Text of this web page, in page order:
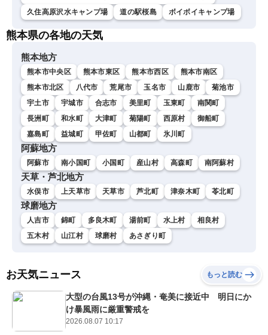
久住高原沢水キャンプ場
道の駅桜島 ボイボイキャンプ場
熊本県の各地の天気
熊本地方
熊本市中央区 熊本市東区 熊本市西区
熊本市南区
熊本市北区
八代市 荒尾市 玉名市 山鹿市
菊池市
宇土市
宇城市 合志市 美里町 玉東町
南関町
長洲町
和水町 大津町 菊陽町 西原村
御船町
嘉島町
益城町 甲佐町 山都町 氷川町
阿蘇地方
阿蘇市 南小国町 小国町 産山村 高森町 南阿蘇村
天草・芦北地方
水俣市 上天草市 天草市 芦北町 津奈木町 苓北町
球磨地方
人吉市 錦町 多良木町 湯前町 水上村
相良村
五木村
山江村 球磨村 あさぎり町
お天気ニュース もっと読む
大型の台風13号が沖縄・奄美に接近中 明日にか
け暴風雨に厳重警戒を
2026.08.07 10:17